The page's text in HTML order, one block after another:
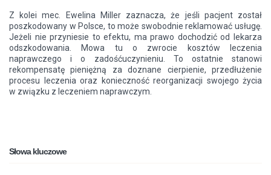
Z kolei mec. Ewelina Miller zaznacza, że jeśli pacjent został
poszkodowany w Polsce, to może swobodnie reklamować usługę.
Jeżeli nie przyniesie to efektu, ma prawo dochodzić od lekarza
odszkodowania. Mowa tu o zwrocie kosztów leczenia
naprawczego i o zadośćuczynieniu. To ostatnie stanowi
rekompensatę pieniężną za doznane cierpienie, przedłużenie
procesu leczenia oraz konieczność reorganizacji swojego życia
w związku z leczeniem naprawczym.
Słowa kluczowe